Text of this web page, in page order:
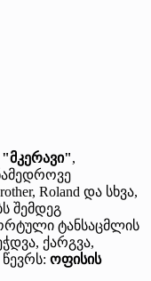
"მკერავი",
Roland და სხვა,
შემდეგ
ტანსაცმლის
ქარგვა,
ოფისის